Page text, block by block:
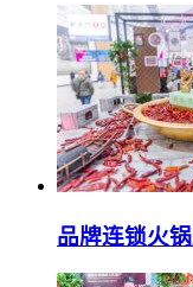
品牌连锁火